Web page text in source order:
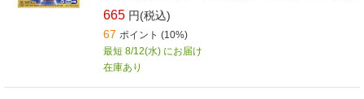
0シリーズ内
665 円(税込)
67 ポイント (10%)
最短 8/12(水) にお届け
在庫あり